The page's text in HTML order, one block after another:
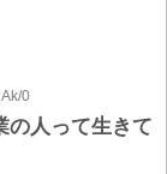
0
の人って生きて